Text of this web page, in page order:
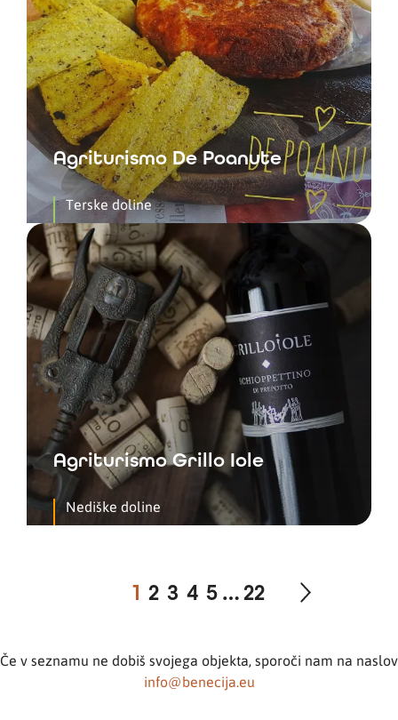
Agriturismo De Poanute
Terske doline
Agriturismo Grillo Iole
Nediške doline
1 2 3 4 5 …22
Če v seznamu ne dobiš svojega objekta, sporoči nam na naslov
info@benecija.eu